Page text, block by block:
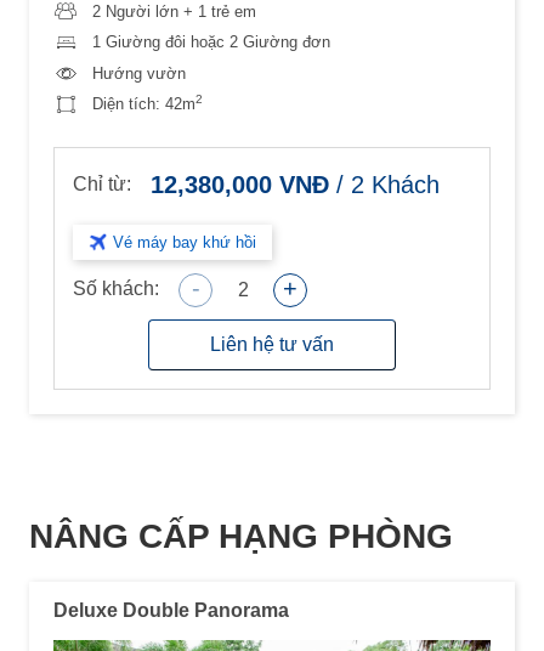
2 Người lớn + 1 trẻ em
1 Giường đôi hoặc 2 Giường đơn
Hướng vườn
Diện tích: 42m2
Chỉ từ: 12,380,000 VNĐ / 2 Khách
Vé máy bay khứ hồi
Số khách: - 2 +
Liên hệ tư vấn
NÂNG CẤP HẠNG PHÒNG
Deluxe Double Panorama